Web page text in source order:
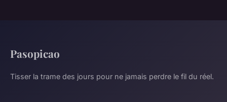
Pasopicao
Tisser la trame des jours pour ne jamais perdre le fil du réel.